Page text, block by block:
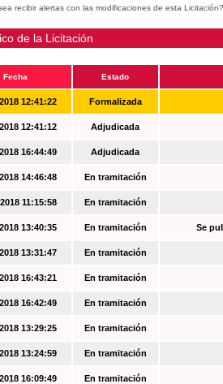
recibir alertas con las modificaciones de esta Licitación?
de la Licitación
Fecha Estado
12:41:22 Formalizada
12:41:12 Adjudicada
16:44:49 Adjudicada
14:46:48 En tramitación
11:15:58 En tramitación
13:40:35 En tramitación Se
13:31:47 En tramitación
16:43:21 En tramitación
16:42:49 En tramitación
13:29:25 En tramitación
13:24:59 En tramitación
16:09:49 En tramitación